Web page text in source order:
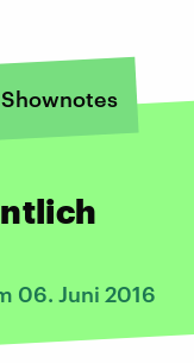
Shownotes
06. Juni 2016